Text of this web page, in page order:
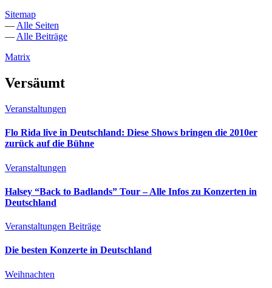
Sitemap
— Alle Seiten
— Alle Beiträge
Matrix
Versäumt
Veranstaltungen
Flo Rida live in Deutschland: Diese Shows bringen die 2010er
zurück auf die Bühne
Veranstaltungen
Halsey “Back to Badlands” Tour – Alle Infos zu Konzerten in
Deutschland
Veranstaltungen Beiträge
Die besten Konzerte in Deutschland
Weihnachten